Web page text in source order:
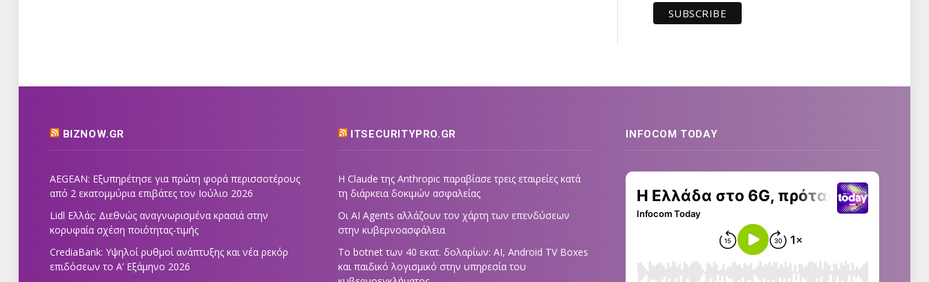
BIZNOW.GR
AEGEAN: Εξυπηρέτησε για πρώτη φορά περισσοτέρους
από 2 εκατομμύρια επιβάτες τον Ιούλιο 2026
Lidl Ελλάς: Διεθνώς αναγνωρισμένα κρασιά στην
κορυφαία σχέση ποιότητας-τιμής
CrediaBank: Υψηλοί ρυθμοί ανάπτυξης και νέα ρεκόρ
επιδόσεων το Α’ Εξάμηνο 2026
ITSECURITYPRO.GR
Η Claude της Anthropic παραβίασε τρεις εταιρείες κατά
τη διάρκεια δοκιμών ασφαλείας
Οι AI Agents αλλάζουν τον χάρτη των επενδύσεων
στην κυβερνοασφάλεια
Το botnet των 40 εκατ. δολαρίων: AI, Android TV Boxes
και παιδικό λογισμικό στην υπηρεσία του
INFOCOM TODAY